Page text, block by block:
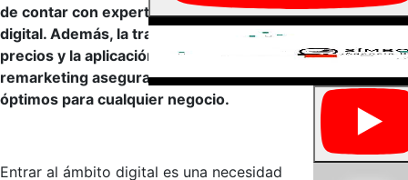
de contar con expertos en publicidad
digital. Además, la transparencia en
precios y la aplicación de técnicas como
remarketing aseguran resultados
óptimos para cualquier negocio.
Entrar al ámbito digital es una necesidad